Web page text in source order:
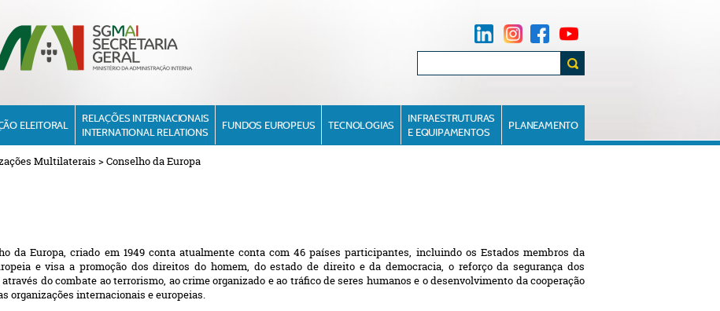
ELEITORAL
RELAÇÕES INTERNACIONAIS
INTERNATIONAL RELATIONS
FUNDOS EUROPEUS TECNOLOGIAS
INFRAESTRUTURAS
E EQUIPAMENTOS
PLANEAMENTO
Multilaterais >Conselho da Europa
da Europa, criado em 1949 conta atualmente conta com 46 países participantes, incluindo os Estados membros da
e visa a promoção dos direitos do homem, do estado de direito e da democracia, o reforço da segurança dos
do combate ao terrorismo, ao crime organizado e ao tráfico de seres humanos e o desenvolvimento da cooperação
organizações internacionais e europeias.